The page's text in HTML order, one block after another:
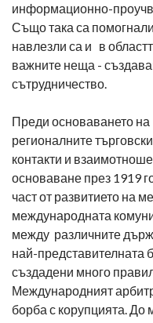
информационно-
Също така са
навлезли са и в
важните неща -
сътрудничество.
Преди основаването на
регионалните
контакти и
основаване през 1919
част от развитието на
международната
между различните
най-представителната
създадени много
Международният
борба с корупцията.